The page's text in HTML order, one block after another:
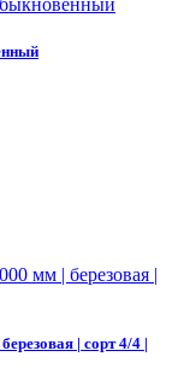
| сорт 4/4 |